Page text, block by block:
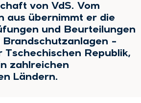
von VdS. Vom
aus übernimmt er die
und Beurteilungen
–
Tschechischen Republik,
zahlreichen
Ländern.